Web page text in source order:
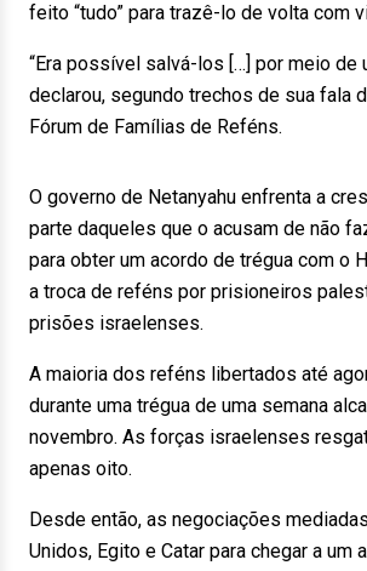
feito “tudo” para trazê-lo de volta com
“Era possível salvá-los […] por meio de
declarou, segundo trechos de sua fala
Fórum de Famílias de Reféns.
O governo de Netanyahu enfrenta a
parte daqueles que o acusam de não
para obter um acordo de trégua com o
a troca de reféns por prisioneiros
prisões israelenses.
A maioria dos reféns libertados até
durante uma trégua de uma semana
novembro. As forças israelenses
apenas oito.
Desde então, as negociações
Unidos, Egito e Catar para chegar a um